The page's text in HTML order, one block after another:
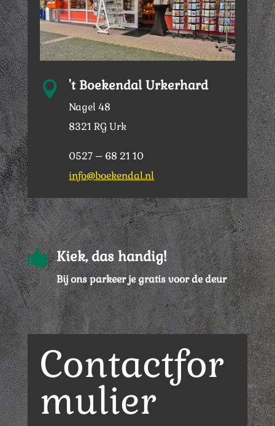
 't Boekendal Urkerhard
Nagel 48
8321 RG Urk
0527 – 68 21 10
info@boekendal.nl
 Kiek, das handig!
Bij ons parkeer je gratis voor de deur
Contactfor
mulier